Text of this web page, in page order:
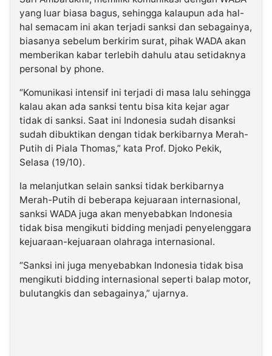
yang luar biasa bagus, sehingga kalaupun ada hal-
hal semacam ini akan terjadi sanksi dan sebagainya,
biasanya sebelum berkirim surat, pihak WADA akan
memberikan kabar terlebih dahulu atau setidaknya
personal by phone.
“Komunikasi intensif ini terjadi di masa lalu sehingga
kalau akan ada sanksi tentu bisa kita kejar agar
tidak di sanksi. Saat ini Indonesia sudah disanksi
sudah dibuktikan dengan tidak berkibarnya Merah-
Putih di Piala Thomas,” kata Prof. Djoko Pekik,
Selasa (19/10).
Ia melanjutkan selain sanksi tidak berkibarnya
Merah-Putih di beberapa kejuaraan internasional,
sanksi WADA juga akan menyebabkan Indonesia
tidak bisa mengikuti bidding menjadi penyelenggara
kejuaraan-kejuaraan olahraga internasional.
“Sanksi ini juga menyebabkan Indonesia tidak bisa
mengikuti bidding internasional seperti balap motor,
bulutangkis dan sebagainya,” ujarnya.